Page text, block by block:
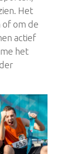
Het
of om de
actief
het